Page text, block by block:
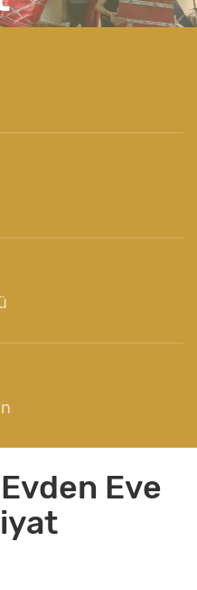
Eve